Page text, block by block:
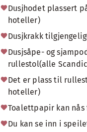
Dusjhodet plassert
hoteller)
Dusjkrakk
Dusjsåpe- og
rullestol(alle
Det er plass til
hoteller)
Toalettpapir kan
Du kan se inn i